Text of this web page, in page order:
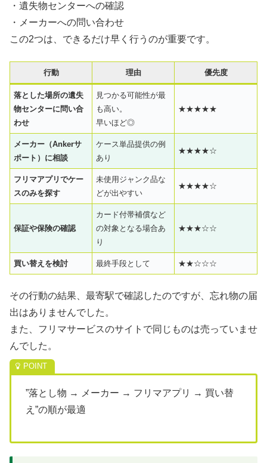
・遺失物センターへの確認
・メーカーへの問い合わせ
この2つは、できるだけ早く行うのが重要です。
行動 理由 優先度
落とした場所の遺失
物センターに問い合
わせ
見つかる可能性が最
も高い。
早いほど◎
★★★★★
メーカー（Ankerサ
ポート）に相談
ケース単品提供の例
あり
★★★★☆
フリマアプリでケー
スのみを探す
未使用ジャンク品な
どが出やすい
★★★★☆
保証や保険の確認
カード付帯補償など
の対象となる場合あ
り
★★★☆☆
買い替えを検討 最終手段として ★★☆☆☆
その行動の結果、最寄駅で確認したのですが、忘れ物の届
出はありませんでした。
また、フリマサービスのサイトで同じものは売っていませ
んでした。
”落とし物 → メーカー → フリマアプリ → 買い替
え”の順が最適